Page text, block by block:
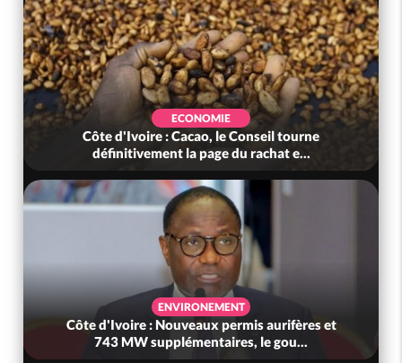
ECONOMIE
Côte d'Ivoire : Cacao, le Conseil tourne
définitivement la page du rachat e...
ENVIRONEMENT
Côte d'Ivoire : Nouveaux permis aurifères et
743 MW supplémentaires, le gou...